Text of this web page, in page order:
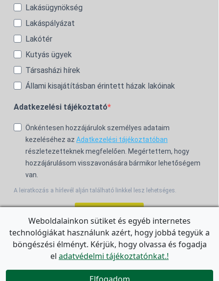
Lakásügynökség
Lakáspályázat
Lakótér
Kutyás ügyek
Társasházi hírek
Állami kisajátításban érintett házak lakóinak
Adatkezelési tájékoztató
Önkéntesen hozzájárulok személyes adataim
kezeléséhez az Adatkezelési tájékoztatóban
részletezetteknek megfelelően. Megértettem, hogy
hozzájárulásom visszavonására bármikor lehetőségem
van.
A leiratkozás a hírlevél alján található linkkel lesz lehetséges.
For the English Newsletter, clickHERE.

Weboldalainkon sütiket és egyéb internetes
technológiákat használunk azért, hogy jobbá tegyük a
böngészési élményt. Kérjük, hogy olvassa és fogadja
el adatvédelmi tájékoztatónkat.!